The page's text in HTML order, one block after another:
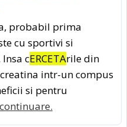
probabil prima
cu sportivi si
cERCETArile din
intr-un compus
si pentru